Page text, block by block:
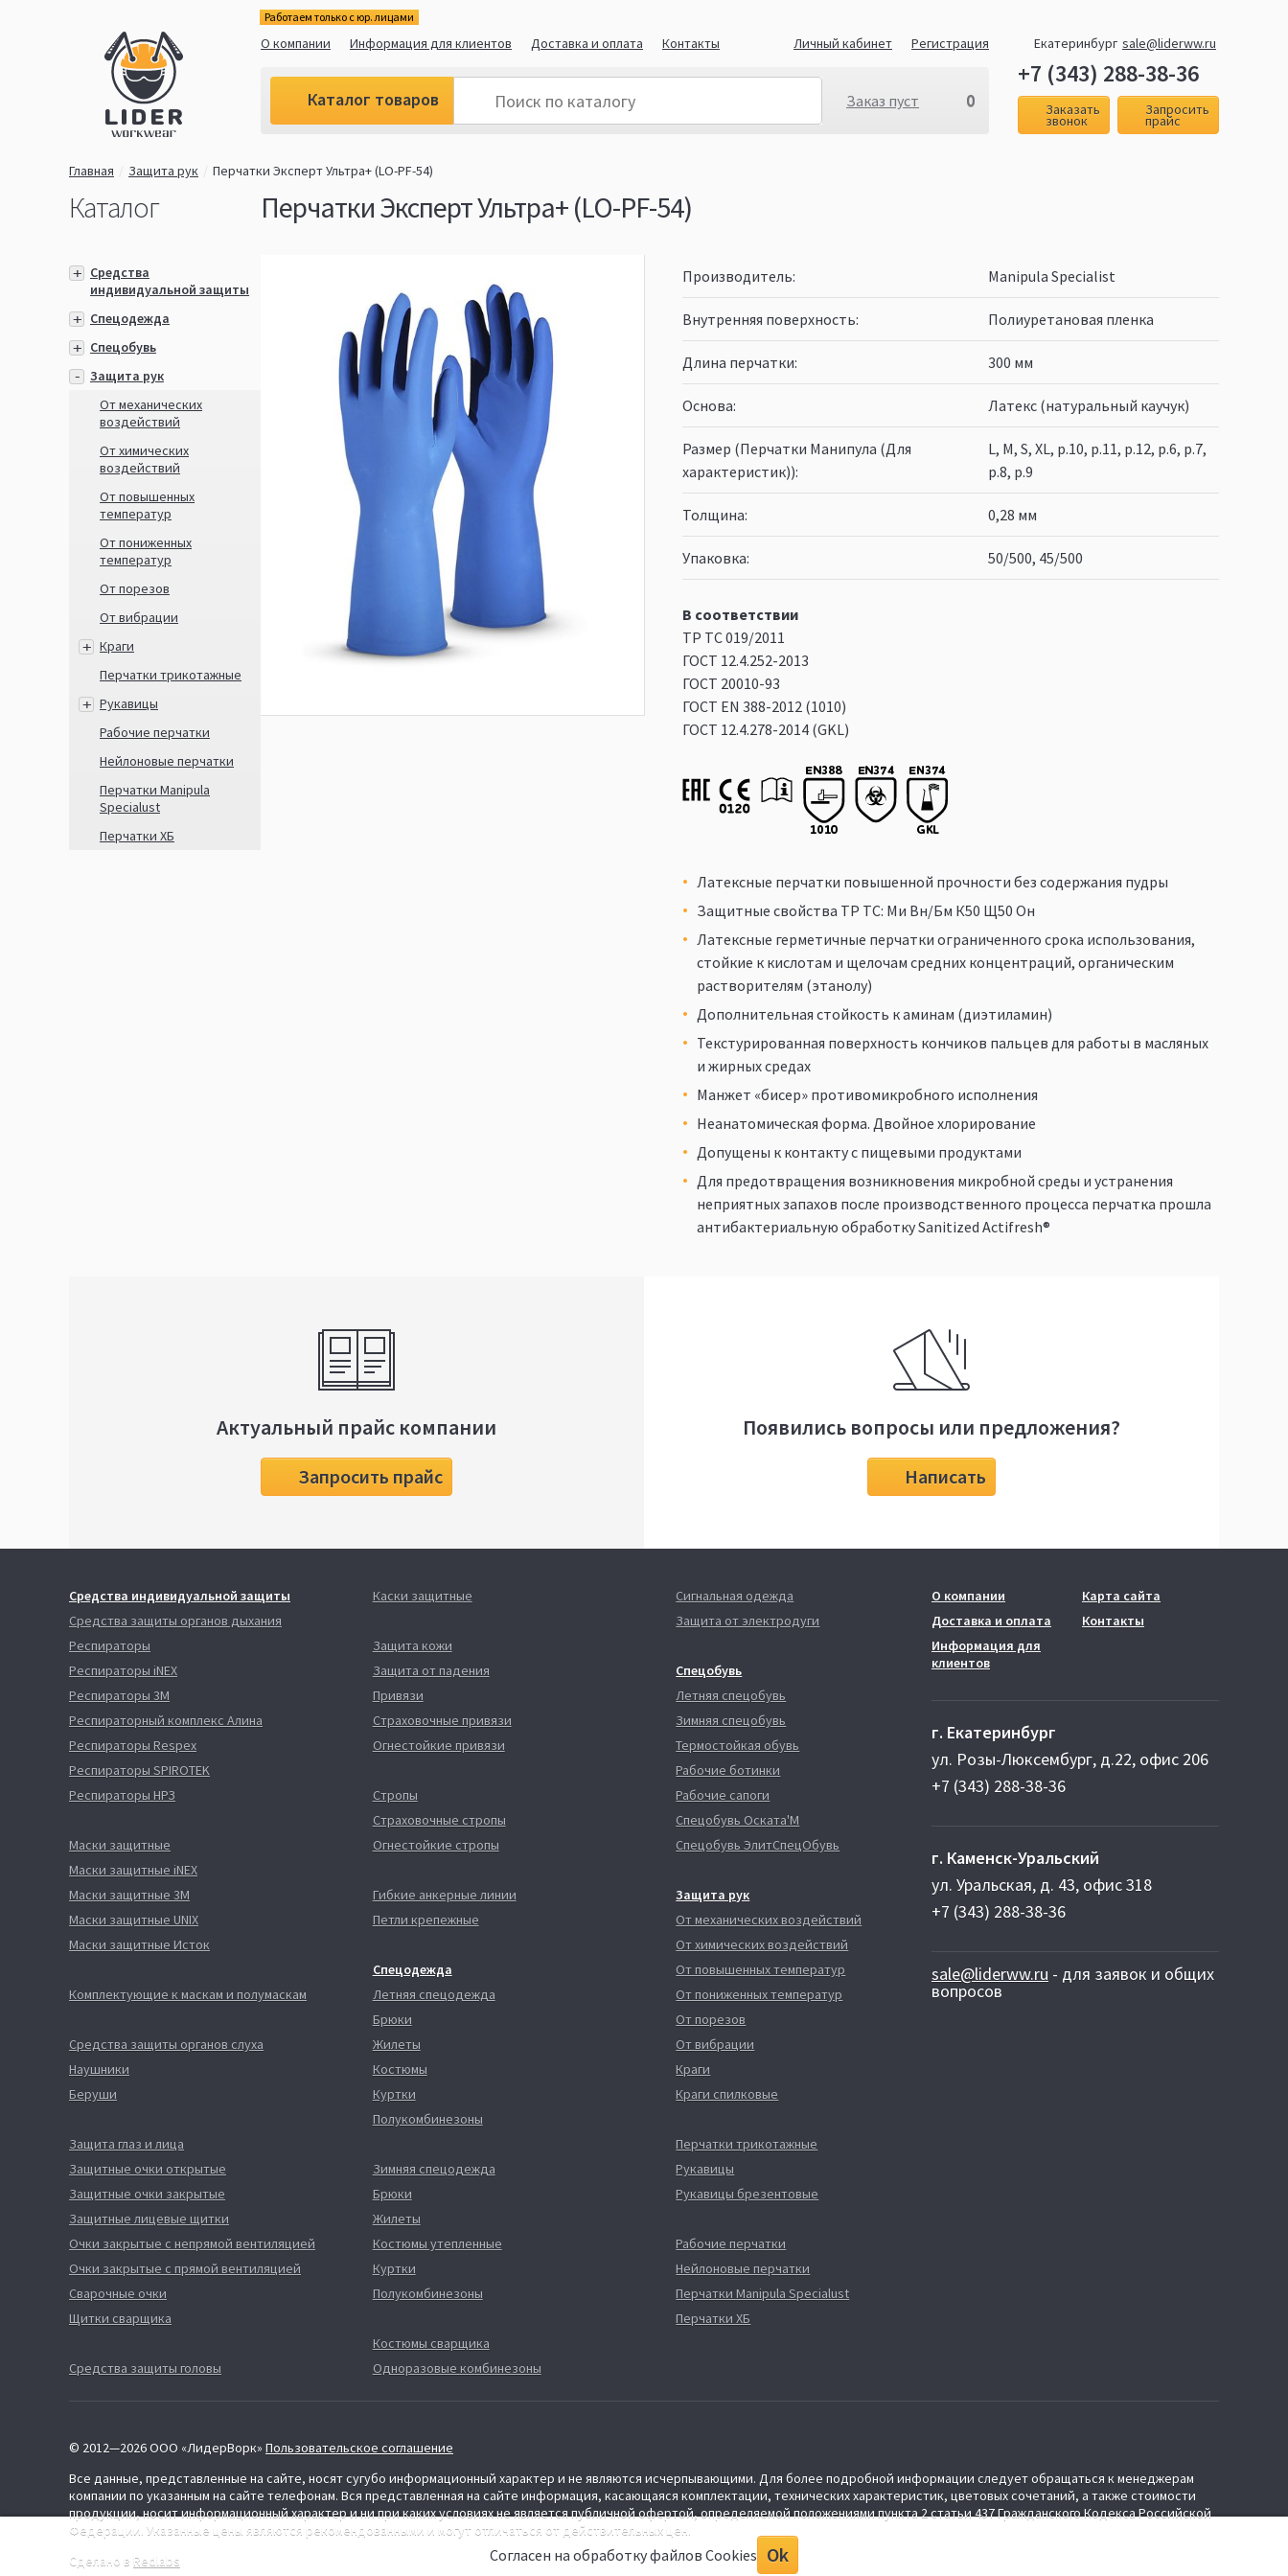
Работаем только с юр. лицами
О компании Информация для клиентов Доставка и оплата Контакты Личный кабинет Регистрация
Каталог товаров Заказ пуст 0
Екатеринбург sale@liderww.ru
+7 (343) 288-38-36
Заказать
звонок
Запросить
прайс
Главная Защита рук Перчатки Эксперт Ультра+ (LO-PF-54)
Каталог Перчатки Эксперт Ультра+ (LO-PF-54)
Средства
индивидуальной защиты
Спецодежда
Спецобувь
Защита рук
От механических
воздействий
От химических
воздействий
От повышенных
температур
От пониженных
температур
От порезов
От вибрации
Краги
Перчатки трикотажные
Рукавицы
Рабочие перчатки
Нейлоновые перчатки
Перчатки Manipula
Specialust
Перчатки ХБ
Производитель Manipula Specialist
Внутренняя поверхность Полиуретановая пленка
Длина перчатки 300 мм
Основа Латекс (натуральный каучук)
Размер (Перчатки Манипула (Для
характеристик))
L, M, S, XL, р.10, р.11, р.12, р.6, р.7,
р.8, р.9
Толщина 0,28 мм
Упаковка 50/500, 45/500
В соответствии
ТР ТС 019/2011
ГОСТ 12.4.252-2013
ГОСТ 20010-93
ГОСТ ЕN 388-2012 (1010)
ГОСТ 12.4.278-2014 (GKL)
Латексные перчатки повышенной прочности без содержания пудры
Защитные свойства ТР ТС: Ми Вн/Бм К50 Щ50 Он
Латексные герметичные перчатки ограниченного срока использования,
стойкие к кислотам и щелочам средних концентраций, органическим
растворителям (этанолу)
Дополнительная стойкость к аминам (диэтиламин)
Текстурированная поверхность кончиков пальцев для работы в масляных
и жирных средах
Манжет «бисер» противомикробного исполнения
Неанатомическая форма. Двойное хлорирование
Допущены к контакту с пищевыми продуктами
Для предотвращения возникновения микробной среды и устранения
неприятных запахов после производственного процесса перчатка прошла
антибактериальную обработку Sanitized Actifresh®
Актуальный прайс компании
Запросить прайс
Появились вопросы или предложения?
Написать
Согласен на обработку файлов Cookies Ok
Средства индивидуальной защиты
Средства защиты органов дыхания
Респираторы
Респираторы iNEX
Респираторы 3М
Респираторный комплекс Алина
Респираторы Respex
Респираторы SPIROTEK
Респираторы НРЗ
Маски защитные
Маски защитные iNEX
Маски защитные 3М
Маски защитные UNIX
Маски защитные Исток
Комплектующие к маскам и полумаскам
Средства защиты органов слуха
Наушники
Беруши
Защита глаз и лица
Защитные очки открытые
Защитные очки закрытые
Защитные лицевые щитки
Очки закрытые с непрямой вентиляцией
Очки закрытые с прямой вентиляцией
Сварочные очки
Щитки сварщика
Средства защиты головы
Каски защитные
Защита кожи
Защита от падения
Привязи
Страховочные привязи
Огнестойкие привязи
Стропы
Страховочные стропы
Огнестойкие стропы
Гибкие анкерные линии
Петли крепежные
Спецодежда
Летняя спецодежда
Брюки
Жилеты
Костюмы
Куртки
Полукомбинезоны
Зимняя спецодежда
Брюки
Жилеты
Костюмы утепленные
Куртки
Полукомбинезоны
Костюмы сварщика
Одноразовые комбинезоны
Сигнальная одежда
Защита от электродуги
Спецобувь
Летняя спецобувь
Зимняя спецобувь
Термостойкая обувь
Рабочие ботинки
Рабочие сапоги
Спецобувь Оската'М
Спецобувь ЭлитСпецОбувь
Защита рук
От механических воздействий
От химических воздействий
От повышенных температур
От пониженных температур
От порезов
От вибрации
Краги
Краги спилковые
Перчатки трикотажные
Рукавицы
Рукавицы брезентовые
Рабочие перчатки
Нейлоновые перчатки
Перчатки Manipula Specialust
Перчатки ХБ
О компании
Доставка и оплата
Информация для
клиентов
Карта сайта
Контакты
г. Екатеринбург
ул. Розы-Люксембург, д.22, офис 206
+7 (343) 288-38-36
г. Каменск-Уральский
ул. Уральская, д. 43, офис 318
+7 (343) 288-38-36
sale@liderww.ru - для заявок и общих
вопросов
© 2012—2026 ООО «ЛидерВорк» Пользовательское соглашение
Все данные, представленные на сайте, носят сугубо информационный характер и не являются исчерпывающими. Для более подробной информации следует обращаться к менеджерам
компании по указанным на сайте телефонам. Вся представленная на сайте информация, касающаяся комплектации, технических характеристик, цветовых сочетаний, а также стоимости
продукции, носит информационный характер и ни при каких условиях не является публичной офертой, определяемой положениями пункта 2 статьи 437 Гражданского Кодекса Российской
Федерации. Указанные цены являются рекомендованными и могут отличаться от действительных цен.
Сделано в Redlabs